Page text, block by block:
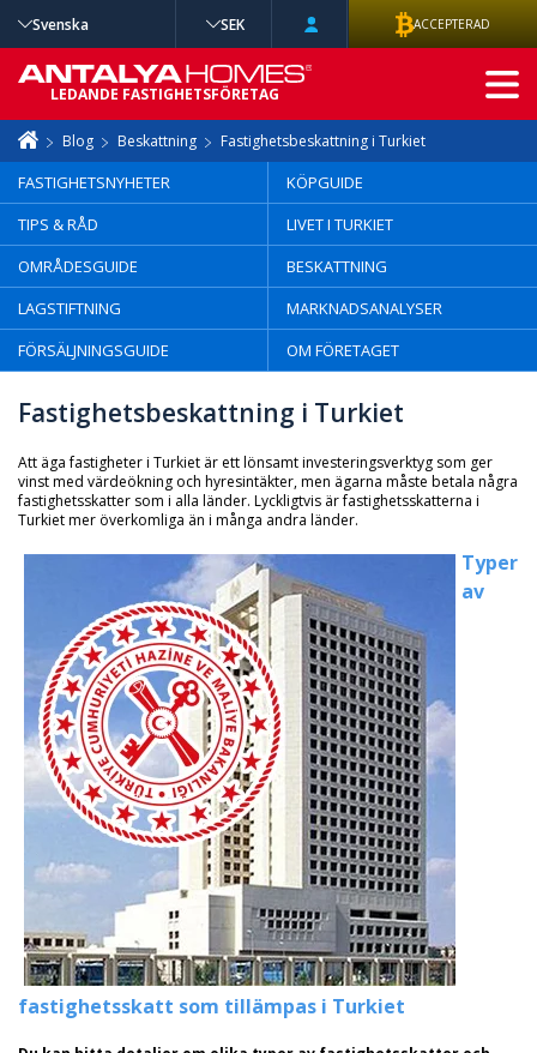
Blog Beskattning Fastighetsbeskattning i Turkiet
FASTIGHETSNYHETER
KÖPGUIDE
TIPS & RÅD
LIVET I TURKIET
OMRÅDESGUIDE
BESKATTNING
LAGSTIFTNING
MARKNADSANALYSER
FÖRSÄLJNINGSGUIDE
OM FÖRETAGET
Fastighetsbeskattning i Turkiet
Att äga fastigheter i Turkiet är ett lönsamt investeringsverktyg som ger
vinst med värdeökning och hyresintäkter, men ägarna måste betala några
fastighetsskatter som i alla länder. Lyckligtvis är fastighetsskatterna i
Turkiet mer överkomliga än i många andra länder.
Typer
av
fastighetsskatt som tillämpas i Turkiet
Svenska SEK ACCEPTERAD
LEDANDE FASTIGHETSFÖRETAG
AVANCERAD
SÖKNING